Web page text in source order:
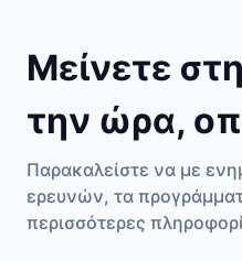
Μείνετε
την ώρα,
Παρακαλείστε να με
ερευνών, τα
περισσότερες